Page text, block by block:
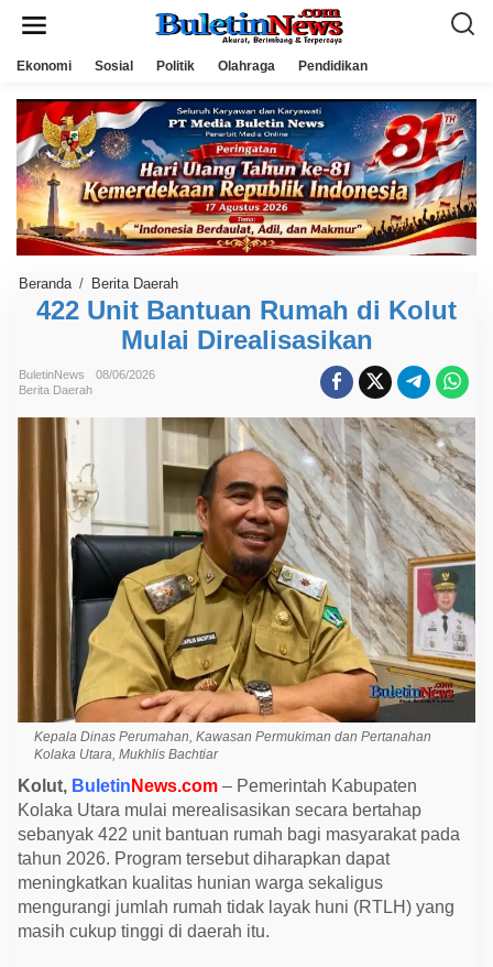
Ekonomi Sosial Politik Olahraga Pendidikan
Beranda / Berita Daerah
2
U
n
a
n
u
n
R
u
m
a
h
d
K
o
l
u
t
M
l
a
D
i
r
e
a
l
i
s
a
422 Unit Bantuan Rumah di Kolut
Mulai Direalisasikan
BuletinNews
08/06/2026
Berita Daerah
Kepala Dinas Perumahan, Kawasan Permukiman dan Pertanahan
Kolaka Utara, Mukhlis Bachtiar
Kolut, Buletin News.com – Pemerintah Kabupaten
Kolaka Utara mulai merealisasikan secara bertahap
sebanyak 422 unit bantuan rumah bagi masyarakat pada
tahun 2026. Program tersebut diharapkan dapat
meningkatkan kualitas hunian warga sekaligus
mengurangi jumlah rumah tidak layak huni (RTLH) yang
masih cukup tinggi di daerah itu.